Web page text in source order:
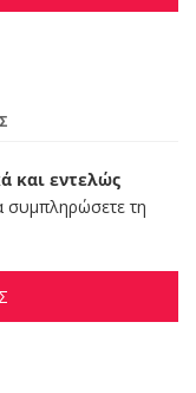
και εντελώς
συμπληρώσετε τη